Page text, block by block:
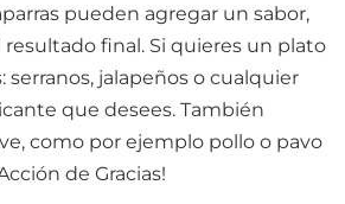
pueden agregar un sabor,
final. Si quieres un plato
jalapeños o cualquier
que desees. También
como por ejemplo pollo o pavo
de Gracias!